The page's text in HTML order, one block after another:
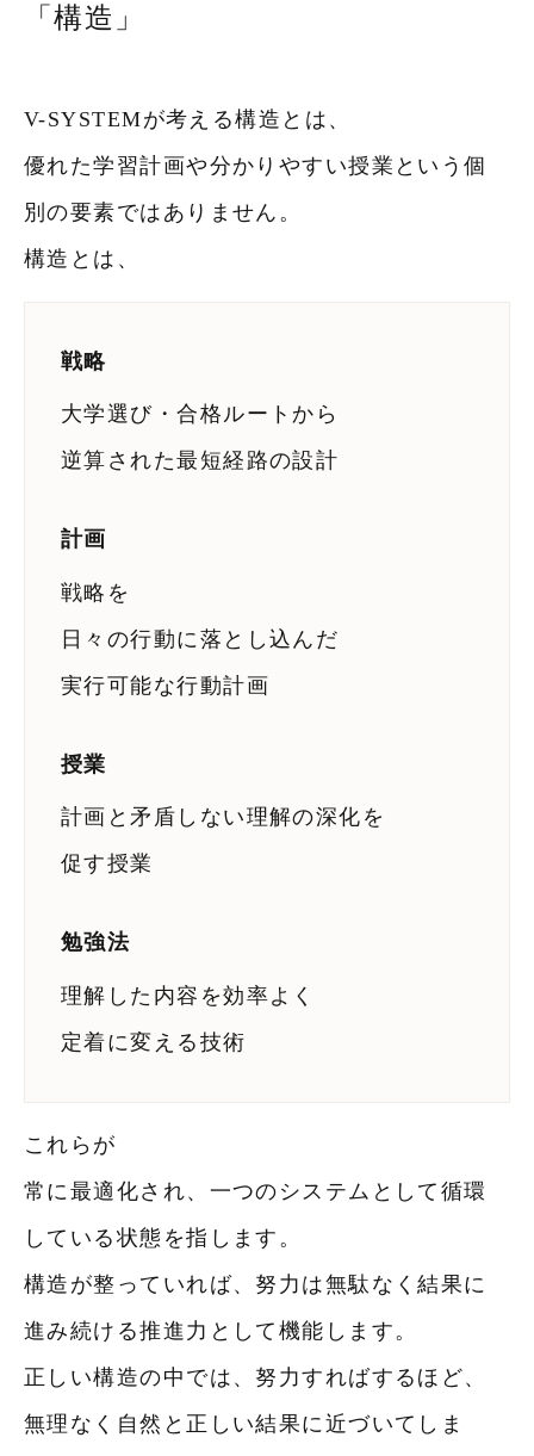
「構造」
V-SYSTEMが考える構造とは、
優れた学習計画や分かりやすい授業という個
別の要素ではありません。
構造とは、
戦略
大学選び・合格ルートから
逆算された最短経路の設計
計画
戦略を
日々の行動に落とし込んだ
実行可能な行動計画
授業
計画と矛盾しない理解の深化を
促す授業
勉強法
理解した内容を効率よく
定着に変える技術
これらが
常に最適化され、一つのシステムとして循環
している状態を指します。
構造が整っていれば、努力は無駄なく結果に
進み続ける推進力として機能します。
正しい構造の中では、努力すればするほど、
無理なく自然と正しい結果に近づいてしま
理論
お問い合わせ